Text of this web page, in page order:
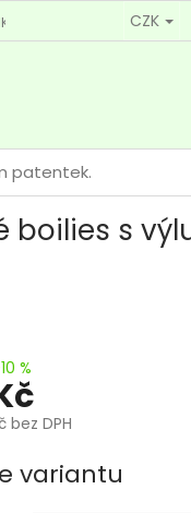
OCHRANY OSOBNÍCH
CZK
patentek.
boilies s
%
bez DPH
variantu